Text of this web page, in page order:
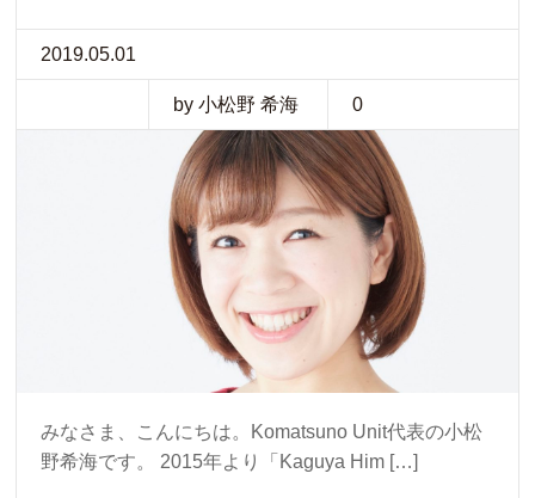
2019.05.01
by 小松野 希海 0
みなさま、こんにちは。Komatsuno Unit代表の小松
野希海です。 2015年より「Kaguya Him […]